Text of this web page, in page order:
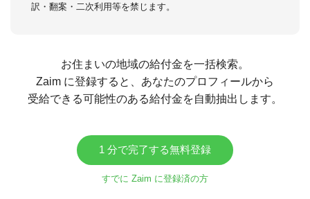
訳・翻案・二次利用等を禁じます。
お住まいの地域の給付金を一括検索。
Zaim に登録すると、あなたのプロフィールから
受給できる可能性のある給付金を自動抽出します。
1 分で完了する無料登録
すでに Zaim に登録済の方